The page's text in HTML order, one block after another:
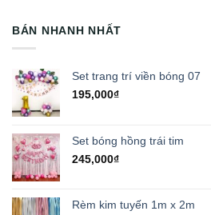
BÁN NHANH NHẤT
Set trang trí viền bóng 07
195,000₫
Set bóng hồng trái tim
245,000₫
Rèm kim tuyến 1m x 2m